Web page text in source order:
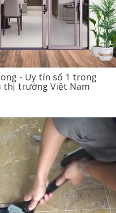
- Uy tín số 1 trong
thị trường Việt Nam